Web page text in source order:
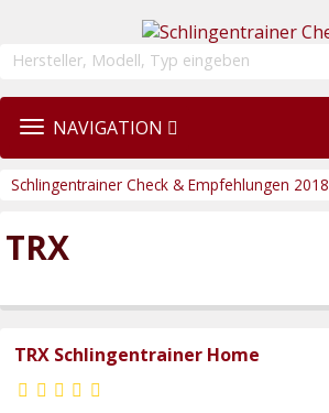
TOGGLE
NAVIGATION
Schlingentrainer Check & Empfehlungen 2018
TRX
TRX Schlingentrainer Home